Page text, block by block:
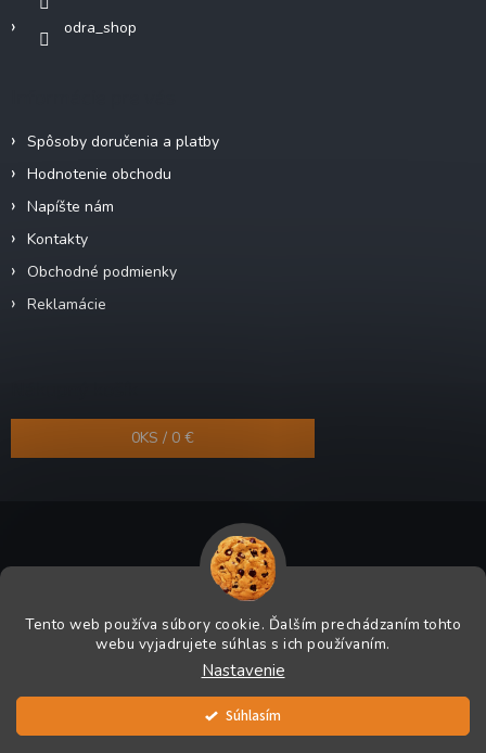
Tento web používa súbory cookie. Ďalším prechádzaním tohto
webu vyjadrujete súhlas s ich používaním.
Nastavenie
Súhlasím
odra_shop
Spôsoby doručenia a platby
Hodnotenie obchodu
Napíšte nám
Kontakty
Obchodné podmienky
Reklamácie
0KS / 0 €
Odra-shop.sk. Všetky práva vyhradené.
Grafický návrh vytvoril a na Shoptet implementoval Tomáš Hlad&
Shoptetak.cz.
Vytvoril Shoptet